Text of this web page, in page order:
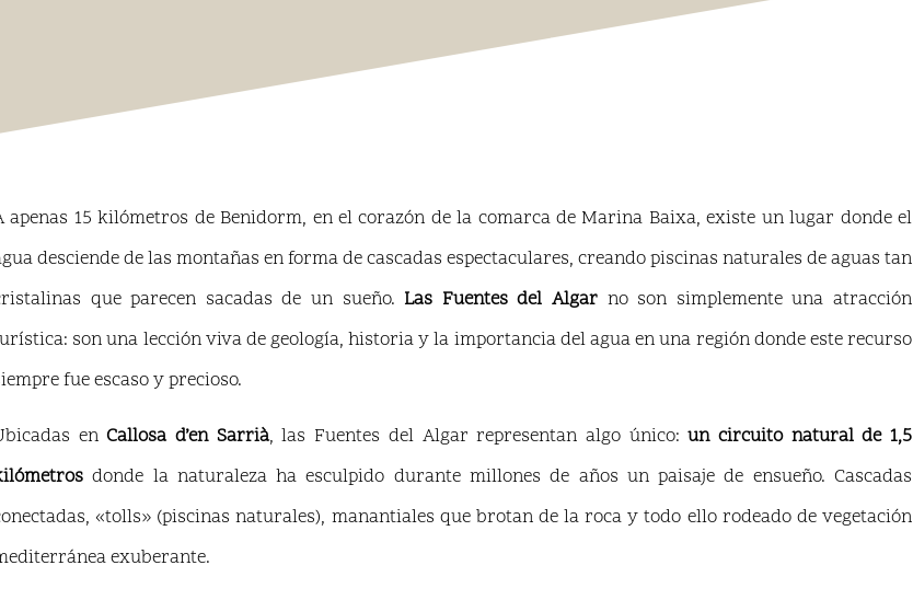
apenas 15 kilómetros de Benidorm, en el corazón de la comarca de Marina Baixa, existe un lugar donde el
desciende de las montañas en forma de cascadas espectaculares, creando piscinas naturales de aguas tan
que parecen sacadas de un sueño. Las Fuentes del Algar no son simplemente una atracción
son una lección viva de geología, historia y la importancia del agua en una región donde este recurso
fue escaso y precioso.
enCallosa d’en Sarrià, las Fuentes del Algar representan algo único:un circuito natural de 1,5
donde la naturaleza ha esculpido durante millones de años un paisaje de ensueño. Cascadas
«tolls» (piscinas naturales), manantiales que brotan de la roca y todo ello rodeado de vegetación
exuberante.